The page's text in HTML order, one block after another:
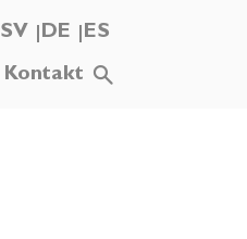
SV DE ES
Kontakt